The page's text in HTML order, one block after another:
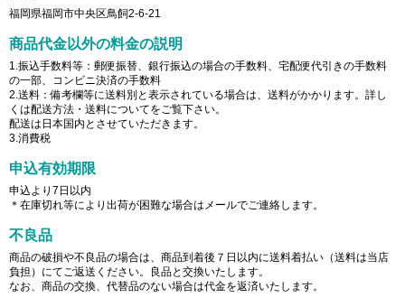
福岡県福岡市中央区鳥飼2-6-21
商品代金以外の料金の説明
1.振込手数料等：郵便振替、銀行振込の場合の手数料、宅配便代引きの手数料
の一部、コンビニ決済の手数料
2.送料：備考欄等に送料別と表示されている場合は、送料がかかります。詳し
くは配送方法・送料についてをご覧下さい。
配送は日本国内とさせていただきます。
3.消費税
申込有効期限
申込より7日以内
＊在庫切れ等により出荷が困難な場合はメールでご連絡します。
不良品
商品の破損や不良品の場合は、商品到着後７日以内に送料着払い（送料は当店
負担）にてご返送ください。良品と交換いたします。
なお、商品の交換、代替品のない場合は代金を返済いたします。